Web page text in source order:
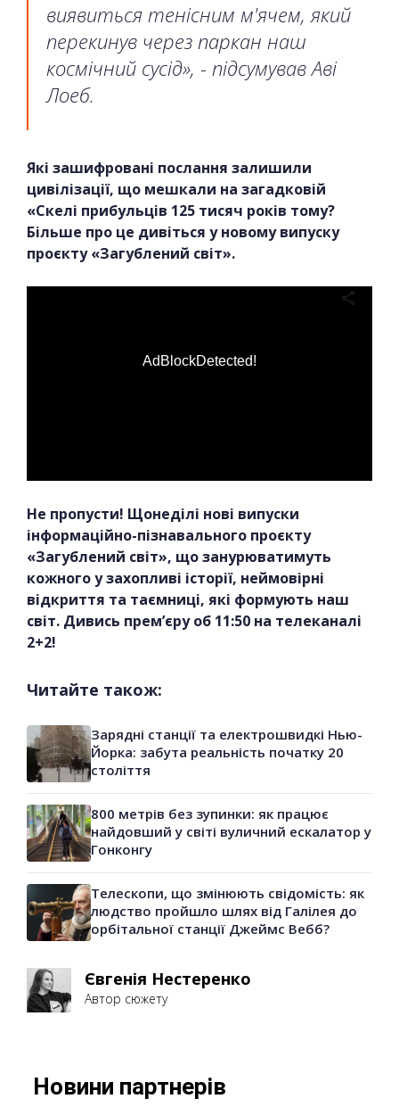
виявиться тенісним м'ячем, який
перекинув через паркан наш
космічний сусід», - підсумував Аві
Лоеб.
Які зашифровані послання залишили
цивілізації, що мешкали на загадковій
«Скелі прибульців 125 тисяч років тому?
Більше про це дивіться у новому випуску
проєкту «Загублений світ».
AdBlockDetected!
Не пропусти! Щонеділі нові випуски
інформаційно-пізнавального проєкту
«Загублений світ», що занурюватимуть
кожного у захопливі історії, неймовірні
відкриття та таємниці, які формують наш
світ. Дивись прем’єру об 11:50 на телеканалі
2+2!
Читайте також:
Зарядні станції та електрошвидкі Нью-
Йорка: забута реальність початку 20
століття
800 метрів без зупинки: як працює
найдовший у світі вуличний ескалатор у
Гонконгу
Телескопи, що змінюють свідомість: як
людство пройшло шлях від Галілея до
орбітальної станції Джеймс Вебб?
Євгенія Нестеренко
Автор сюжету